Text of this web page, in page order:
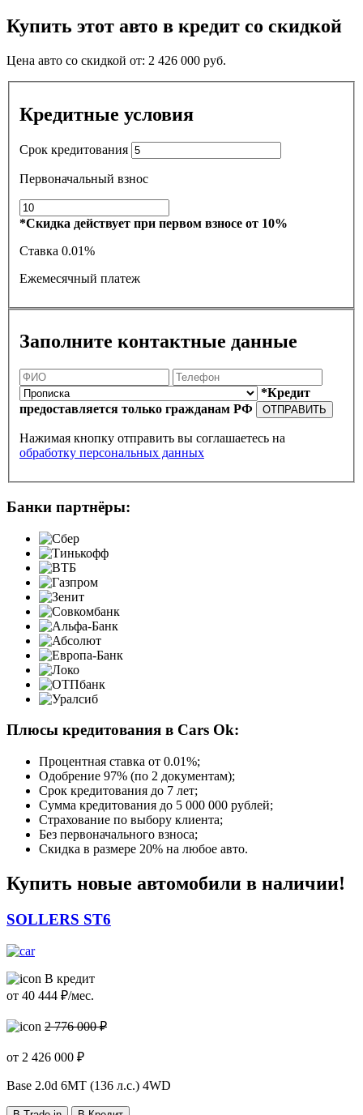
Купить этот авто в кредит со скидкой
Цена авто со скидкой от: 2 426 000 руб.
Кредитные условия
Срок кредитования
Первоначальный взнос
*Скидка действует при первом взносе от 10%
Ставка 0.01%
Ежемесячный платеж
Заполните контактные данные
*Кредит
предоставляется только гражданам РФ
ОТПРАВИТЬ
Нажимая кнопку отправить вы соглашаетесь на
обработку персональных данных
Банки партнёры:
Плюсы кредитования в Cars Ok:
Процентная ставка от 0.01%;
Одобрение 97% (по 2 документам);
Срок кредитования до 7 лет;
Сумма кредитования до 5 000 000 рублей;
Страхование по выбору клиента;
Без первоначального взноса;
Скидка в размере 20% на любое авто.
Купить новые автомобили в наличии!
SOLLERS ST6
В кредит
от 40 444 ₽/мес.
2 776 000 ₽
от 2 426 000 ₽
Base 2.0d 6MT (136 л.с.) 4WD